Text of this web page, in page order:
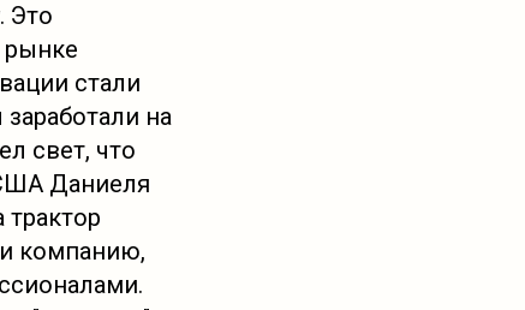
Это
рынке
стали
на
свет, что
Даниеля
компанию,